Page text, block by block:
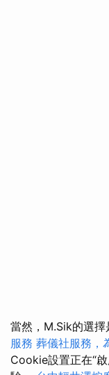
當然，M.Sik的選
服務 葬儀社服務，
Cookie設置正在“